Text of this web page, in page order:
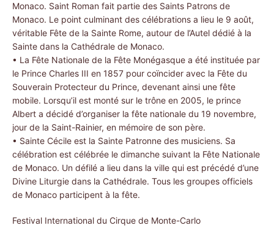
Monaco. Saint Roman fait partie des Saints Patrons de
Monaco. Le point culminant des célébrations a lieu le 9 août,
véritable Fête de la Sainte Rome, autour de l’Autel dédié à la
Sainte dans la Cathédrale de Monaco.
• La Fête Nationale de la Fête Monégasque a été instituée par
le Prince Charles III en 1857 pour coïncider avec la Fête du
Souverain Protecteur du Prince, devenant ainsi une fête
mobile. Lorsqu’il est monté sur le trône en 2005, le prince
Albert a décidé d’organiser la fête nationale du 19 novembre,
jour de la Saint-Rainier, en mémoire de son père.
• Sainte Cécile est la Sainte Patronne des musiciens. Sa
célébration est célébrée le dimanche suivant la Fête Nationale
de Monaco. Un défilé a lieu dans la ville qui est précédé d’une
Divine Liturgie dans la Cathédrale. Tous les groupes officiels
de Monaco participent à la fête.
Festival International du Cirque de Monte-Carlo